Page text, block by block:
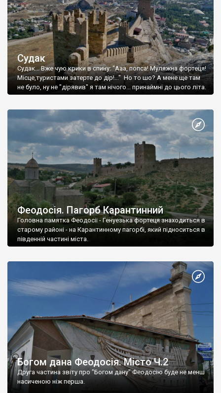
Судак
Судак... Вже чую крики в спину: "Ааа, попса! Муляжна фортеця!
Місце,туристами затерте до дір!..." Но то шо? А мене ще там
не було, ну не "дірявив" я там нічого... принаймні до цього літа.
Феодосія. Пагорб Карантинний
Головна памятка Феодосії - Генуезька фортеця знаходиться в
старому районі - на Карантинному пагорбі, який підноситься в
південній частині міста.
Богом дана Феодосія. Місто Ч.2
Друга частина звіту про "Богом дану" Феодосію буде не менш
насиченою ніж перша.